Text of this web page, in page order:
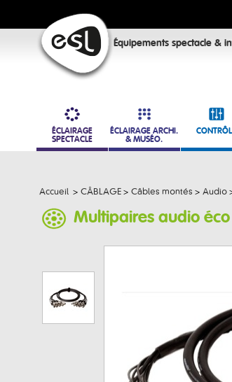
Équipements spectacle &
ÉCLAIRAGE
SPECTACLE
ÉCLAIRAGE ARCHI.
& MUSÉO.
Accueil > CÂBLAGE > Câbles montés > Audio
Multipaires audio éco